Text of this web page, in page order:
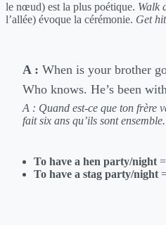
le nœud) est la plus poétique. Walk
l’allée) évoque la cérémonie. Get
A : When is your brother
Who knows. He’s been
A : Quand est-ce que ton frère
fait six ans qu’ils sont ensemble.
To have a hen party/night
To have a stag party/night